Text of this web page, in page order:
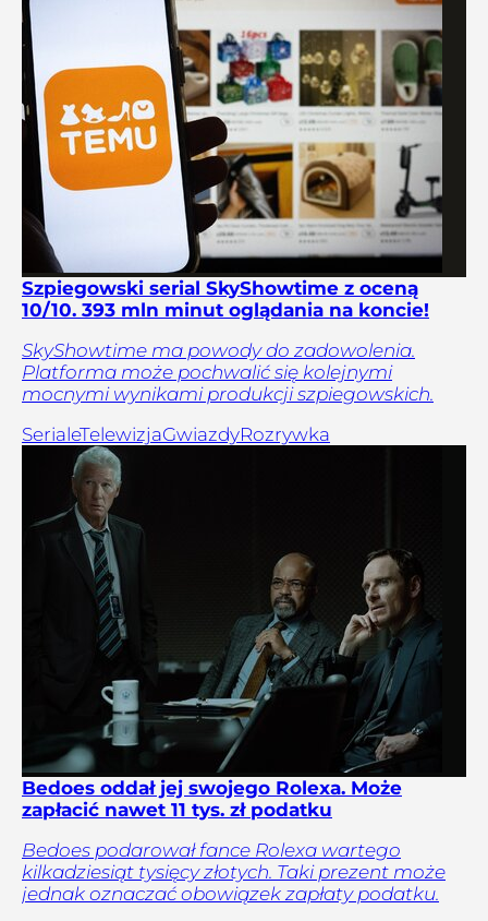
Szpiegowski serial SkyShowtime z oceną
10/10. 393 mln minut oglądania na koncie!
SkyShowtime ma powody do zadowolenia.
Platforma może pochwalić się kolejnymi
mocnymi wynikami produkcji szpiegowskich.
SerialeTelewizjaGwiazdyRozrywka
Bedoes oddał jej swojego Rolexa. Może
zapłacić nawet 11 tys. zł podatku
Bedoes podarował fance Rolexa wartego
kilkadziesiąt tysięcy złotych. Taki prezent może
jednak oznaczać obowiązek zapłaty podatku.